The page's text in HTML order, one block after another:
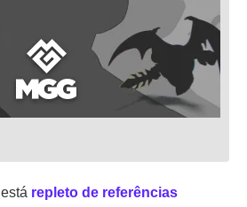
está repleto de referências